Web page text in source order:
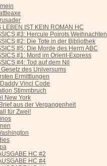
LEBEN IST KEIN ROMAN HC
#3: Hercule Poirots Weihnachten
#2: Die Tote in der Bibliothek
#5: Die Morde des Herrn ABC
#1: Mord im Orient-Express
#4: Tod auf dem Nil
des Universums
Ermittlungen
Vinci Code
Stimmbruch
New York
aus der Vergangenheit
für Zwei!
HC #2
HC #4